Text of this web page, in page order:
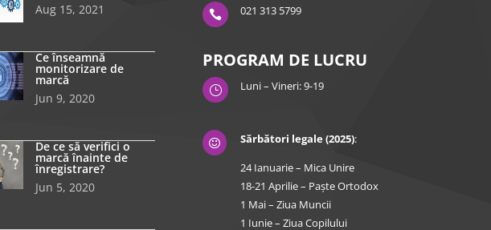
Aug 15, 2021
Ce înseamnă
monitorizare de
marcă
Jun 9, 2020
De ce să verifici o
marcă înainte de
înregistrare?
Jun 5, 2020
 021 313 5799
PROGRAM DE LUCRU
} Luni – Vineri: 9-19
 Sărbători legale (2025):
24 Ianuarie – Mica Unire
18-21 Aprilie – Paște Ortodox
1 Mai – Ziua Muncii
1 Iunie – Ziua Copilului